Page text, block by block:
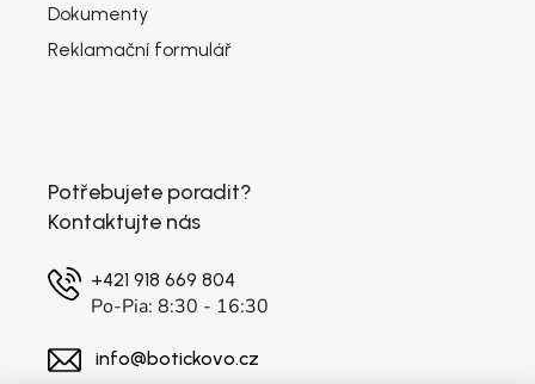
Dokumenty
Reklamační formulář
Potřebujete poradit?
Kontaktujte nás
+421 918 669 804
Po-Pia: 8:30 - 16:30
info@botickovo.cz